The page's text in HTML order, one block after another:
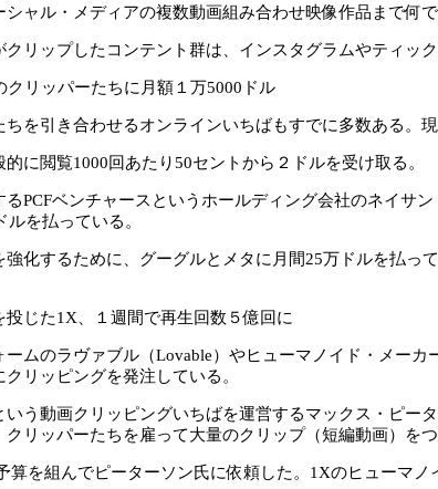
ャル・メディアの複数動画組み合わせ映像作品まで何
リップしたコンテント群は、インスタグラムやティッ
リッパーたちに月額１万5000ドル
を引き合わせるオンラインいちばもすでに多数ある。
に閲覧1000回あたり50セントから２ドルを受け取る。
PCFベンチャースというホールディング会社のネイサ
を払っている。
強化するために、グーグルとメタに月間25万ドルを払
じた1X、１週間で再生回数５億回に
ムのラヴァブル（Lovable）やヒューマノイド・メー
リッピングを発注している。
う動画クリッピングいちばを運営するマックス・ピ
リッパーたちを雇って大量のクリップ（短編動画）を
算を組んでピーターソン氏に依頼した。1Xのヒューマ